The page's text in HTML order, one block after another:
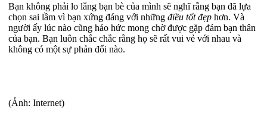
Bạn không phải lo lắng bạn bè của mình sẽ nghĩ rằng bạn đã lựa
chọn sai lầm vì bạn xứng đáng với những điều tốt đẹp hơn. Và
người ấy lúc nào cũng háo hức mong chờ được gặp đám bạn thân
của bạn. Bạn luôn chắc chắc rằng họ sẽ rất vui vẻ với nhau và
không có một sự phản đối nào.
(Ảnh: Internet)